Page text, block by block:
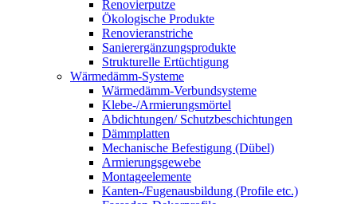
Renovierputze
Ökologische Produkte
Renovieranstriche
Sanierergänzungsprodukte
Strukturelle Ertüchtigung
Wärmedämm-Systeme
Wärmedämm-Verbundsysteme
Klebe-/Armierungsmörtel
Abdichtungen/ Schutzbeschichtungen
Dämmplatten
Mechanische Befestigung (Dübel)
Armierungsgewebe
Montageelemente
Kanten-/Fugenausbildung (Profile etc.)